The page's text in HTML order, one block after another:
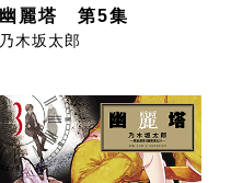
幽麗塔 第5集
乃木坂太郎